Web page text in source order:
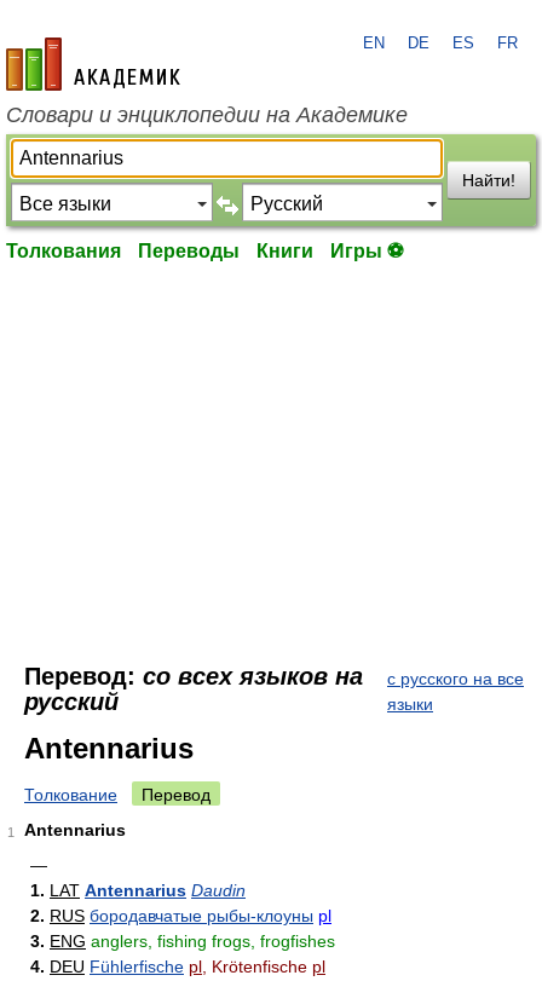
academic.ru
EN DE ES FR
Словари и энциклопедии на Академике
Найти!
Толкования Переводы Книги Игры ⚽
Перевод: со всех языков на
русский
с русского на все
языки
Antennarius
Толкование Перевод
1
Antennarius
—
1. LAT Antennarius Daudin
2. RUS бородавчатые рыбы-клоуны pl
3. ENG anglers, fishing frogs, frogfishes
4. DEU Fühlerfische pl , Krötenfische pl